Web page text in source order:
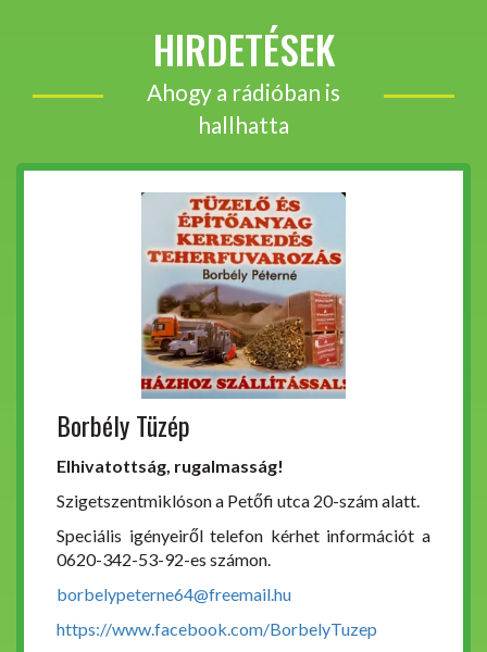
HIRDETÉSEK
Ahogy a rádióban is
hallhatta
Borbély Tüzép
Elhivatottság, rugalmasság!
Szigetszentmiklóson a Petőfi utca 20-szám alatt.
Speciális igényeiről telefon kérhet információt a
0620-342-53-92-es számon.
borbelypeterne64@freemail.hu
https://www.facebook.com/BorbelyTuzep